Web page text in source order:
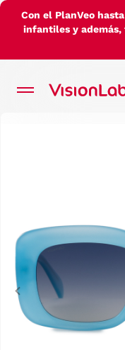
Con el PlanVeo
infantiles y además,
Previous